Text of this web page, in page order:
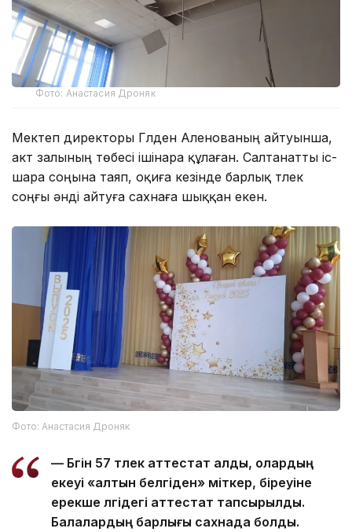
Фото: Анастасия Дроняк
Мектеп директоры Гүлден Аленованың айтуынша,
акт залының төбесі ішінара құлаған. Салтанатты іс-
шара соңына таяп, оқиға кезінде барлық түлек
соңғы әнді айтуға сахнаға шыққан екен.
Фото: Анастасия Дроняк
— Бүгін 57 түлек аттестат алды, олардың
екеуі «алтын белгіден» үміткер, біреуіне
ерекше үлгідегі аттестат тапсырылды.
Балалардың барлығы сахнада болды.